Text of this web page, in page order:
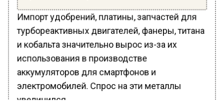
Импорт удобрений, платины, запчастей для
турбореактивных двигателей, фанеры, титана
и кобальта значительно вырос из-за их
использования в производстве
аккумуляторов для смартфонов и
электромобилей. Спрос на эти металлы
увеличился.